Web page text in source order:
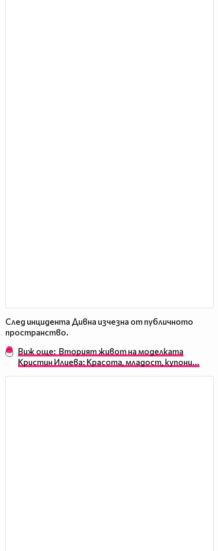
След инцидента Дивна изчезна от публичното
пространство.
Виж още: Вторият живот на моделката
Кристин Илиева: Красота, младост, купони...